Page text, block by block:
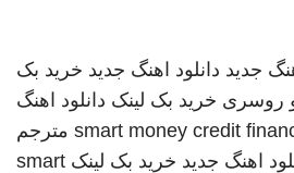
جدید دانلود اهنگ جدید خرید بک
روسری خرید بک لینک دانلود اهنگ
smart money credit مترجم
اهنگ جدید خرید بک لینک smart